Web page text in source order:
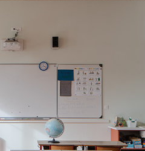
2023